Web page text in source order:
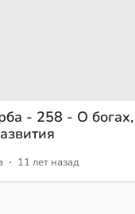
- 258 - О
· 11 лет назад